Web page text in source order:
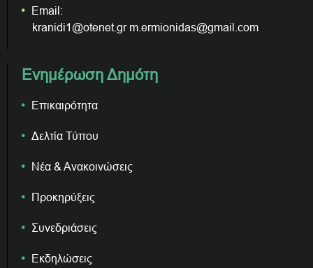
Email:
kranidi1@otenet.gr m.ermionidas@gmail.com
Ενημέρωση Δημότη
Επικαιρότητα
Δελτία Τύπου
Νέα & Ανακοινώσεις
Προκηρύξεις
Συνεδριάσεις
Εκδηλώσεις